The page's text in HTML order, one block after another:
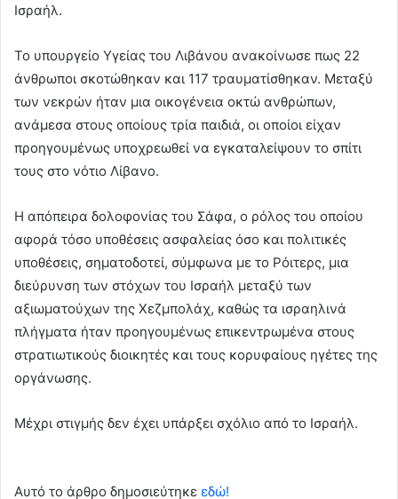
Ισραήλ.
Το υπουργείο Υγείας του Λιβάνου ανακοίνωσε πως 22
άνθρωποι σκοτώθηκαν και 117 τραυματίσθηκαν. Μεταξύ
των νεκρών ήταν μια οικογένεια οκτώ ανθρώπων,
ανάμεσα στους οποίους τρία παιδιά, οι οποίοι είχαν
προηγουμένως υποχρεωθεί να εγκαταλείψουν το σπίτι
τους στο νότιο Λίβανο.
Η απόπειρα δολοφονίας του Σάφα, ο ρόλος του οποίου
αφορά τόσο υποθέσεις ασφαλείας όσο και πολιτικές
υποθέσεις, σηματοδοτεί, σύμφωνα με το Ρόιτερς, μια
διεύρυνση των στόχων του Ισραήλ μεταξύ των
αξιωματούχων της Χεζμπολάχ, καθώς τα ισραηλινά
πλήγματα ήταν προηγουμένως επικεντρωμένα στους
στρατιωτικούς διοικητές και τους κορυφαίους ηγέτες της
οργάνωσης.
Μέχρι στιγμής δεν έχει υπάρξει σχόλιο από το Ισραήλ.
Αυτό το άρθρο δημοσιεύτηκε εδώ!